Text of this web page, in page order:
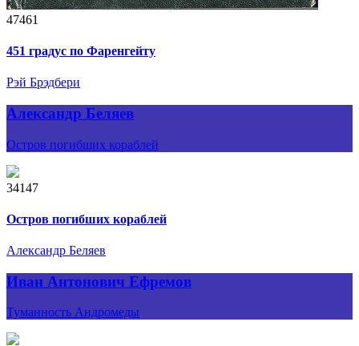
47461
451 градус по Фаренгейту
Рэй Брэдбери
Александр Беляев
Остров погибших кораблей
34147
Остров погибших кораблей
Александр Беляев
Иван Антонович Ефремов
Туманность Андромеды